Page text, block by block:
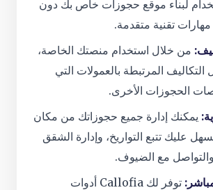
لبناء موقع حجوزات خاص بك دون
تقنية متقدمة.
من خلال استخدام منصتك الخاصة،
التكاليف المرتبطة بالعمولات التي
الحجوزات الأخرى.
يمكنك إدارة جميع حجوزاتك من مكان
عليك تتبع التواريخ، وإدارة الشقق
مع الضيوف.
توفر لك Callofia أدوات